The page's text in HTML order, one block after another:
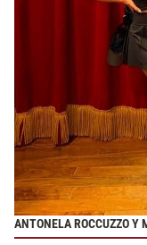
ANTONELA ROCCUZZO Y